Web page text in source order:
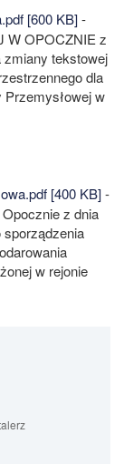
[600 KB]-
W OPOCZNIE z
zmiany tekstowej
dla
Przemysłowej w
[400 KB]-
z dnia
sporządzenia
w rejonie